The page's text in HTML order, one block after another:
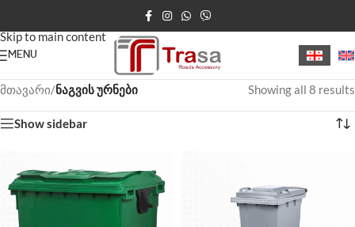
Skip to main content
MENU
მთავარი/ნაგვის ურნები Showing all 8 results
Show sidebar